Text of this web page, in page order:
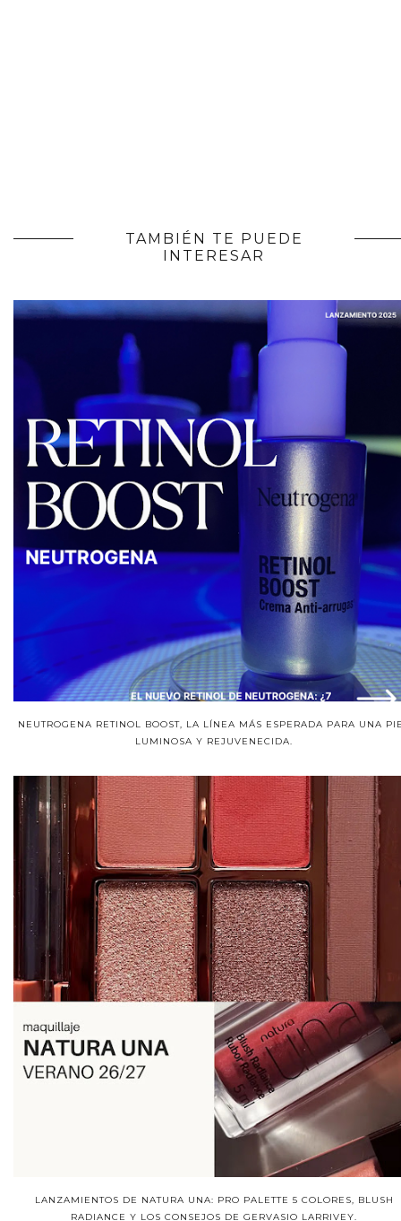
TAMBIÉN TE PUEDE
INTERESAR
NEUTROGENA RETINOL BOOST, LA LÍNEA MÁS ESPERADA PARA UNA
LUMINOSA Y REJUVENECIDA.
LANZAMIENTOS DE NATURA UNA: PRO PALETTE 5 COLORES, BLUSH
RADIANCE Y LOS CONSEJOS DE GERVASIO LARRIVEY.